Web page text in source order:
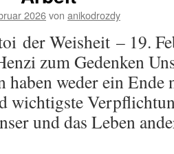
2026von anikodrozdy
der Weisheit – 19.
zum Gedenken
weder ein Ende
wichtigste
und das Leben